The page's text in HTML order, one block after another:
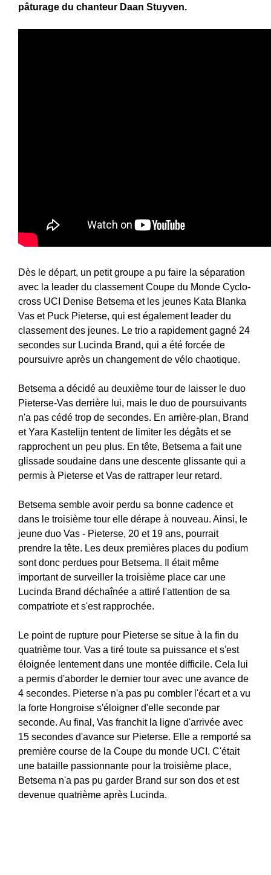
pâturage du chanteur Daan Stuyven.
Dès le départ, un petit groupe a pu faire la séparation
avec la leader du classement Coupe du Monde Cyclo-
cross UCI Denise Betsema et les jeunes Kata Blanka
Vas et Puck Pieterse, qui est également leader du
classement des jeunes. Le trio a rapidement gagné 24
secondes sur Lucinda Brand, qui a été forcée de
poursuivre après un changement de vélo chaotique.
Betsema a décidé au deuxième tour de laisser le duo
Pieterse-Vas derrière lui, mais le duo de poursuivants
n'a pas cédé trop de secondes. En arrière-plan, Brand
et Yara Kastelijn tentent de limiter les dégâts et se
rapprochent un peu plus. En tête, Betsema a fait une
glissade soudaine dans une descente glissante qui a
permis à Pieterse et Vas de rattraper leur retard.
Betsema semble avoir perdu sa bonne cadence et
dans le troisième tour elle dérape à nouveau. Ainsi, le
jeune duo Vas - Pieterse, 20 et 19 ans, pourrait
prendre la tête. Les deux premières places du podium
sont donc perdues pour Betsema. Il était même
important de surveiller la troisième place car une
Lucinda Brand déchaînée a attiré l'attention de sa
compatriote et s'est rapprochée.
Le point de rupture pour Pieterse se situe à la fin du
quatrième tour. Vas a tiré toute sa puissance et s'est
éloignée lentement dans une montée difficile. Cela lui
a permis d'aborder le dernier tour avec une avance de
4 secondes. Pieterse n'a pas pu combler l'écart et a vu
la forte Hongroise s'éloigner d'elle seconde par
seconde. Au final, Vas franchit la ligne d'arrivée avec
15 secondes d'avance sur Pieterse. Elle a remporté sa
première course de la Coupe du monde UCI. C'était
une bataille passionnante pour la troisième place,
Betsema n'a pas pu garder Brand sur son dos et est
devenue quatrième après Lucinda.